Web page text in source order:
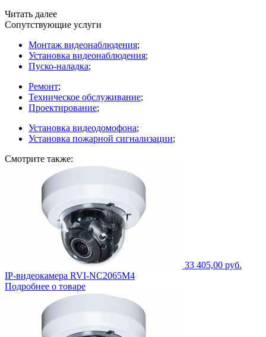
Читать далее
Сопутствующие услуги
Монтаж видеонаблюдения;
Установка видеонаблюдения;
Пуско-наладка;
Ремонт;
Техническое обслуживание;
Проектирование;
Установка видеодомофона;
Установка пожарной сигнализации;
Смотрите также:
33 405,00 руб.
IP-видеокамера RVI-NC2065M4
Подробнее о товаре